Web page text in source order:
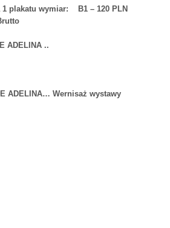
B1 – 120 PLN
ADELINA ..
Wernisaż wystawy